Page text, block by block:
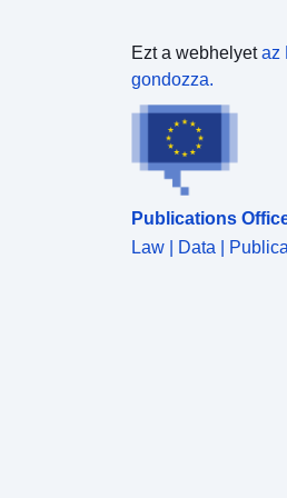
Ezt a webhelyetaz
gondozza.
Publications
Law | Data |